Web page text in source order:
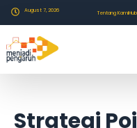
August 7, 2026 Tentang Kami
Strategi